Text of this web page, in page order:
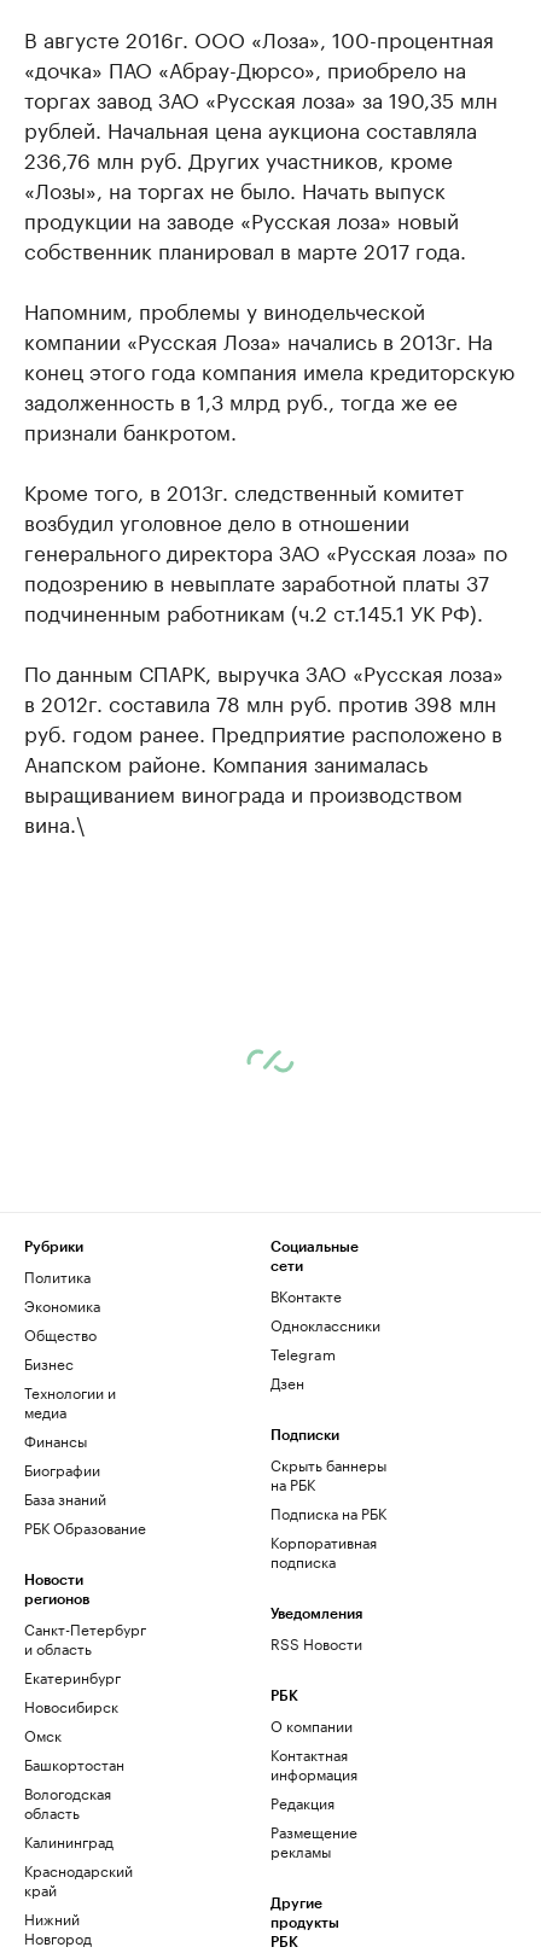
В августе 2016г. ООО «Лоза», 100-процентная
«дочка» ПАО «Абрау-Дюрсо», приобрело на
торгах завод ЗАО «Русская лоза» за 190,35 млн
рублей. Начальная цена аукциона составляла
236,76 млн руб. Других участников, кроме
«Лозы», на торгах не было. Начать выпуск
продукции на заводе «Русская лоза» новый
собственник планировал в марте 2017 года.
Напомним, проблемы у винодельческой
компании «Русская Лоза»​ начались в 2013г. На
конец этого года компания имела кредиторскую
задолженность в 1,3 млрд руб., тогда же ее
признали банкротом.
Кроме того, в 2013г. следственный комитет
возбудил уголовное дело в отношении
генерального директора ЗАО «Русская лоза» по
подозрению в невыплате заработной платы 37
подчиненным работникам (ч.2 ст.145.1 УК РФ).
По данным СПАРК, выручка ЗАО «Русская лоза»
в 2012г. составила 78 млн руб. против 398 млн
руб. годом ранее. Предприятие расположено в
Анапском районе. Компания занималась
выращиванием винограда и производством
вина.\
Рубрики
Политика
Экономика
Общество
Бизнес
Технологии и
медиа
Финансы
Биографии
База знаний
РБК Образование
Новости
регионов
Санкт-Петербург
и область
Екатеринбург
Новосибирск
Омск
Башкортостан
Вологодская
область
Калининград
Краснодарский
край
Нижний
Новгород
Социальные
сети
ВКонтакте
Одноклассники
Telegram
Дзен
Подписки
Скрыть баннеры
на РБК
Подписка на РБК
Корпоративная
подписка
Уведомления
RSS Новости
РБК
О компании
Контактная
информация
Редакция
Размещение
рекламы
Другие
продукты
РБК